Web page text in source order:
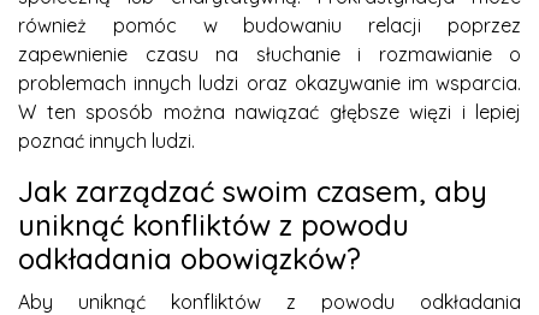
również pomóc w budowaniu relacji poprzez
zapewnienie czasu na słuchanie i rozmawianie o
problemach innych ludzi oraz okazywanie im wsparcia.
W ten sposób można nawiązać głębsze więzi i lepiej
poznać innych ludzi.
Jak zarządzać swoim czasem, aby
uniknąć konfliktów z powodu
odkładania obowiązków?
Aby uniknąć konfliktów z powodu odkładania